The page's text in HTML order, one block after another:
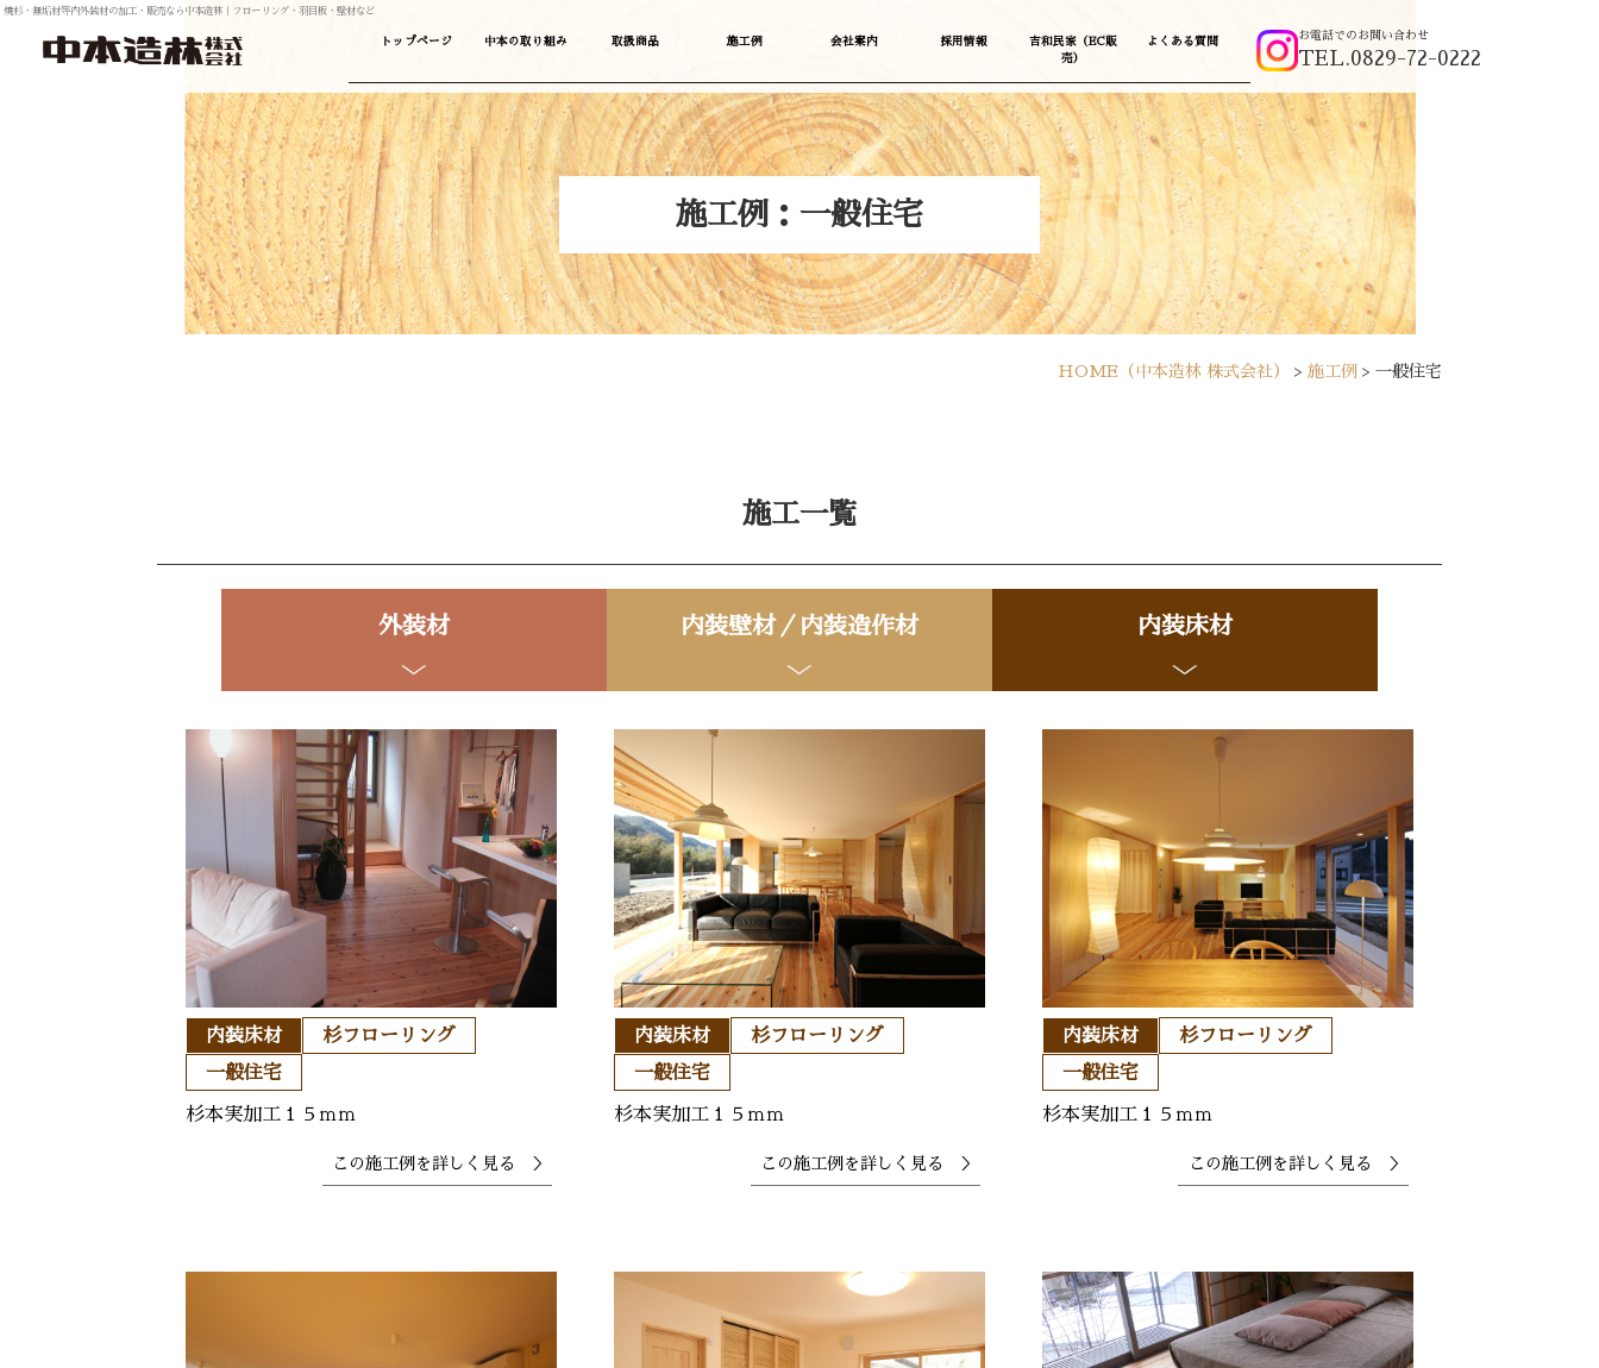
焼杉・無垢材等内外装材の加工・販売なら中本造林｜フローリング・羽目板・壁材など
トップページ 中本の取り組み 取扱商品 施工例 会社案内 採用情報
吉和民家（EC販
売）
よくある質問 お電話でのお問い合わせ
TEL.0829-72-0222
施工例：一般住宅
HOME （中本造林 株式会社） > 施工例 > 一般住宅
施工一覧
外装材 内装壁材／内装造作材 内装床材
内装床材
杉フローリング
一般住宅
杉本実加工１５ｍｍ
この施工例を 詳しく見る ＞
内装床材
杉フローリング
一般住宅
杉本実加工１５ｍｍ
この施工例を 詳しく見る ＞
内装床材
杉フローリング
一般住宅
杉本実加工１５ｍｍ
この施工例を 詳しく見る ＞